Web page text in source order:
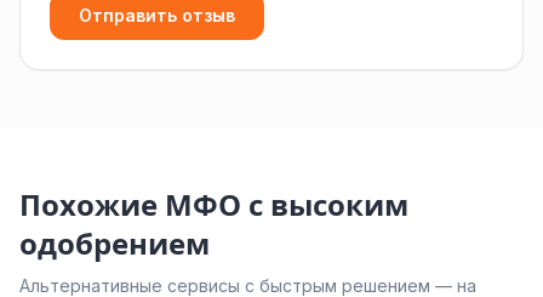
Отправить отзыв
Похожие МФО с высоким
одобрением
Альтернативные сервисы с быстрым решением — на